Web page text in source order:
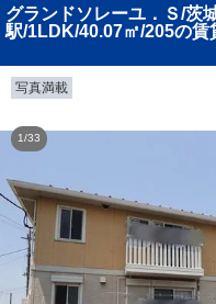
グランドソレーユ．Ｓ/茨
駅/1LDK/40.07㎡/205の賃
写真満載
1/33